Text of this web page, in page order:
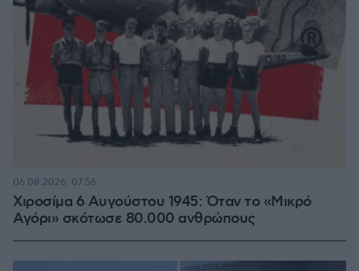
Χιροσίμα 6 Αυγούστου 1945: Όταν το «Μικρό
Αγόρι» σκότωσε 80.000 ανθρώπους
06.08.2026, 07:56